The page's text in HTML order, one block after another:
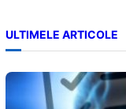
ULTIMELE ARTICOLE